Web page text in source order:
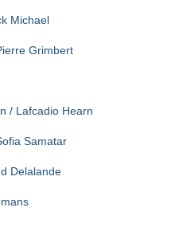
Michael
Grimbert
/ Lafcadio Hearn
Samatar
Delalande